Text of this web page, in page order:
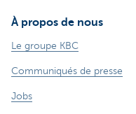
À propos de nous
Le groupe KBC
Communiqués de presse
Jobs